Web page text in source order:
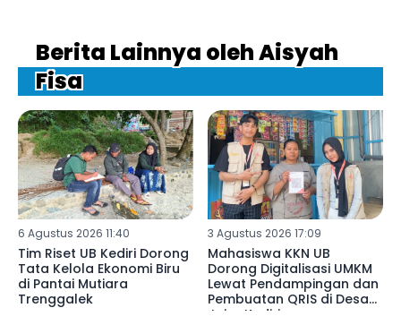
Berita Lainnya oleh Aisyah
Fisa
6 Agustus 2026 11:40
Tim Riset UB Kediri Dorong
Tata Kelola Ekonomi Biru
di Pantai Mutiara
Trenggalek
3 Agustus 2026 17:09
Mahasiswa KKN UB
Dorong Digitalisasi UMKM
Lewat Pendampingan dan
Pembuatan QRIS di Desa
Jajar Kediri